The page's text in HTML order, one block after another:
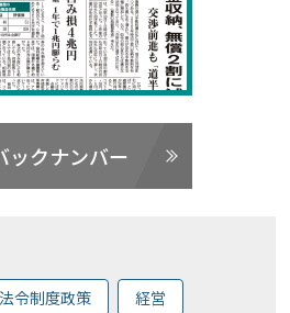
ックナンバー
法令制度政策 経営